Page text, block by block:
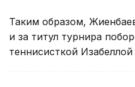
Таким образом,
и за титул турнира
теннисисткой